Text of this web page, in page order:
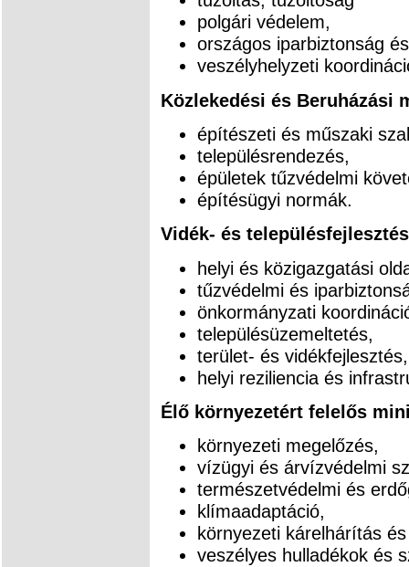
polgári védelem,
országos iparbiztonság
veszélyhelyzeti
Közlekedési és Beruházási
építészeti és műszaki
településrendezés,
épületek tűzvédelmi
építésügyi normák.
Vidék- és
helyi és közigazgatási
tűzvédelmi és
önkormányzati
településüzemeltetés,
terület- és vidékfejlesztés,
helyi reziliencia és
Élő környezetért felelős
környezeti megelőzés,
vízügyi és árvízvédelmi
természetvédelmi és
klímaadaptáció,
környezeti kárelhárítás
veszélyes hulladékok és